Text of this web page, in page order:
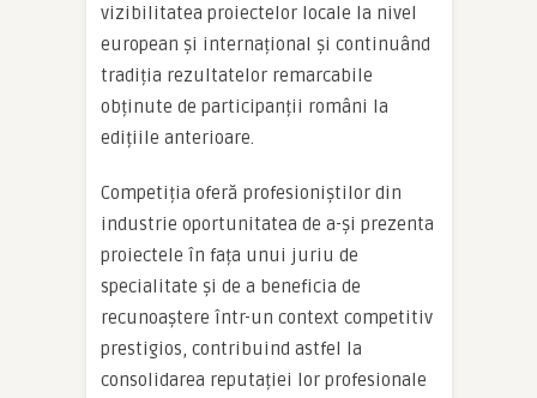
vizibilitatea proiectelor locale la nivel
european și internațional și continuând
tradiția rezultatelor remarcabile
obținute de participanții români la
edițiile anterioare.
Competiția oferă profesioniștilor din
industrie oportunitatea de a-și prezenta
proiectele în fața unui juriu de
specialitate și de a beneficia de
recunoaștere într-un context competitiv
prestigios, contribuind astfel la
consolidarea reputației lor profesionale